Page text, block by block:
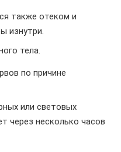
также отеком и
изнутри.
тела.
по причине
или световых
через несколько часов